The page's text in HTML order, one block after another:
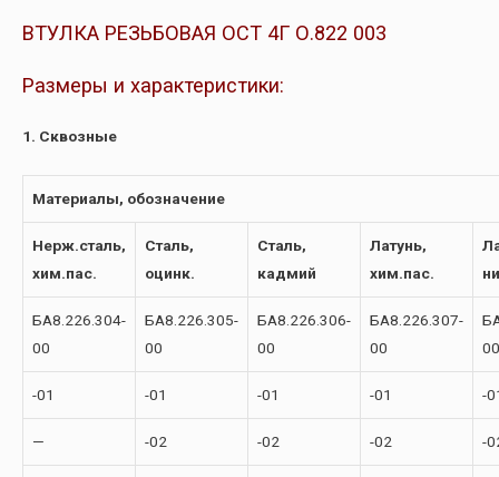
ВТУЛКА РЕЗЬБОВАЯ ОСТ 4Г О.822 003
Размеры и характеристики:
1. Сквозные
Материалы, обозначение
Нерж.сталь,
хим.пас.
Сталь,
оцинк.
Сталь,
кадмий
Латунь,
хим.пас.
БА8.226.304-
00
БА8.226.305-
00
БА8.226.306-
00
БА8.226.307-
00
00
-01 -01 -01 -01 -
— -02 -02 -02 -